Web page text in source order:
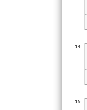
14
15